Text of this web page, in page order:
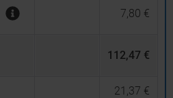
7,80 €
112,47 €
21,37 €